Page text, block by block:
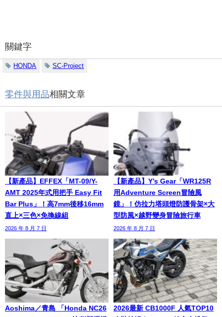
關鍵字
HONDA SC-Project
零件與用品相關文章
【新產品】EFFEX「MT-09/Y-
AMT 2025年式用把手 Easy Fit
Bar Plus」！高7mm後移16mm
直上×三色×免換線組
2026 年 8 月 7 日
【新產品】Y’s Gear「WR125R
用Adventure Screen冒險風
鏡」！仿拉力塔頭燈防護骨架×大
型防風×越野變身冒險旅行車
2026 年 8 月 7 日
Aoshima／青島 「Honda NC26
2026最新 CB1000F 人氣TOP10